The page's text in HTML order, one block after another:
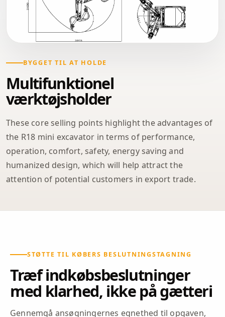
BYGGET TIL AT HOLDE
Multifunktionel
værktøjsholder
These core selling points highlight the advantages of
the R18 mini excavator in terms of performance,
operation, comfort, safety, energy saving and
humanized design, which will help attract the
attention of potential customers in export trade.
STØTTE TIL KØBERS BESLUTNINGSTAGNING
Træf indkøbsbeslutninger
med klarhed, ikke på gætteri
Gennemgå ansøgningernes egnethed til opgaven,